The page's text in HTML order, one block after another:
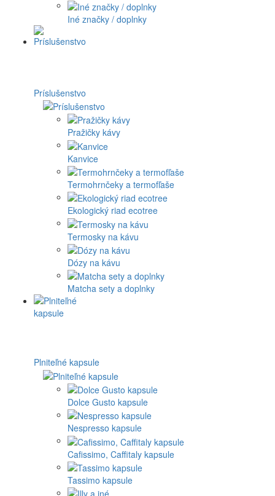
Iné značky / doplnky
Príslušenstvo
Pražičky kávy
Kanvice
Termohrnčeky a termofľaše
Ekologický riad ecotree
Termosky na kávu
Dózy na kávu
Matcha sety a doplnky
Plniteľné kapsule
Dolce Gusto kapsule
Nespresso kapsule
Cafissimo, Caffitaly kapsule
Tassimo kapsule